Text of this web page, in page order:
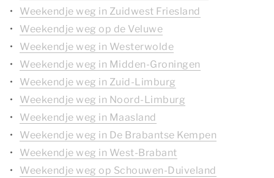
Weekendje weg in Zuidwest Friesland
Weekendje weg op de Veluwe
Weekendje weg in Westerwolde
Weekendje weg in Midden-Groningen
Weekendje weg in Zuid-Limburg
Weekendje weg in Noord-Limburg
Weekendje weg in Maasland
Weekendje weg in De Brabantse Kempen
Weekendje weg in West-Brabant
Weekendje weg op Schouwen-Duiveland